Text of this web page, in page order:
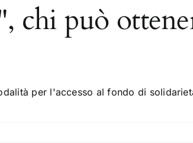
chi può
per l'accesso al fondo di